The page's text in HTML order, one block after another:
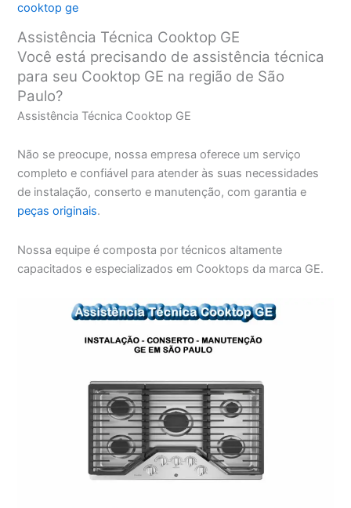
cooktop ge
Assistência Técnica Cooktop GE
Você está precisando de assistência técnica
para seu Cooktop GE na região de São
Paulo?
Assistência Técnica Cooktop GE
Não se preocupe, nossa empresa oferece um serviço
completo e confiável para atender às suas necessidades
de instalação, conserto e manutenção, com garantia e
peças originais.
Nossa equipe é composta por técnicos altamente
capacitados e especializados em Cooktops da marca GE.